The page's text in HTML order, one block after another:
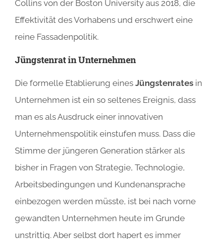
Collins von der Boston University aus 2018, die
Effektivität des Vorhabens und erschwert eine
reine Fassadenpolitik.
Jüngstenrat in Unternehmen
Die formelle Etablierung eines Jüngstenrates in
Unternehmen ist ein so seltenes Ereignis, dass
man es als Ausdruck einer innovativen
Unternehmenspolitik einstufen muss. Dass die
Stimme der jüngeren Generation stärker als
bisher in Fragen von Strategie, Technologie,
Arbeitsbedingungen und Kundenansprache
einbezogen werden müsste, ist bei nach vorne
gewandten Unternehmen heute im Grunde
unstrittig. Aber selbst dort hapert es immer